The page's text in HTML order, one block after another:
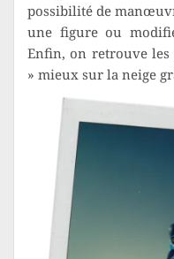
possibilité de
une figure ou
Enfin, on retrouve
» mieux sur la neige